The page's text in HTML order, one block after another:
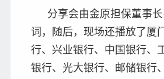
分享会由金原担保董事
词，随后，现场还播放了厦
行、兴业银行、中国银行、
银行、光大银行、邮储银行